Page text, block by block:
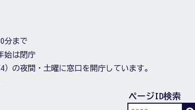
分まで
始は閉庁
の夜間・土曜に窓口を開庁しています。
ページID検索